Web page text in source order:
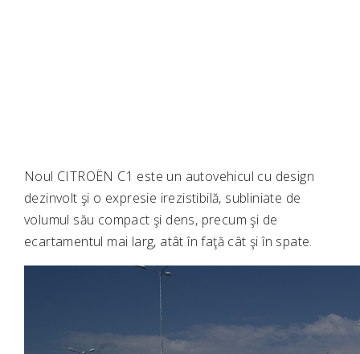
Noul CITROËN C1 este un autovehicul cu design
dezinvolt şi o expresie irezistibilă, subliniate de
volumul său compact şi dens, precum şi de
ecartamentul mai larg, atât în faţă cât şi în spate.